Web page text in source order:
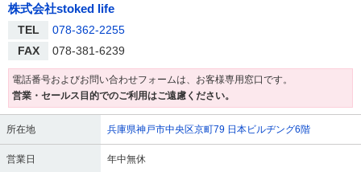
株式会社stoked life
TEL
078-362-2255
FAX
078-381-6239
電話番号およびお問い合わせフォームは、お客様専用窓口です。
営業・セールス目的でのご利用はご遠慮ください。
所在地 兵庫県神戸市中央区京町79 日本ビルヂング6階
営業日 年中無休